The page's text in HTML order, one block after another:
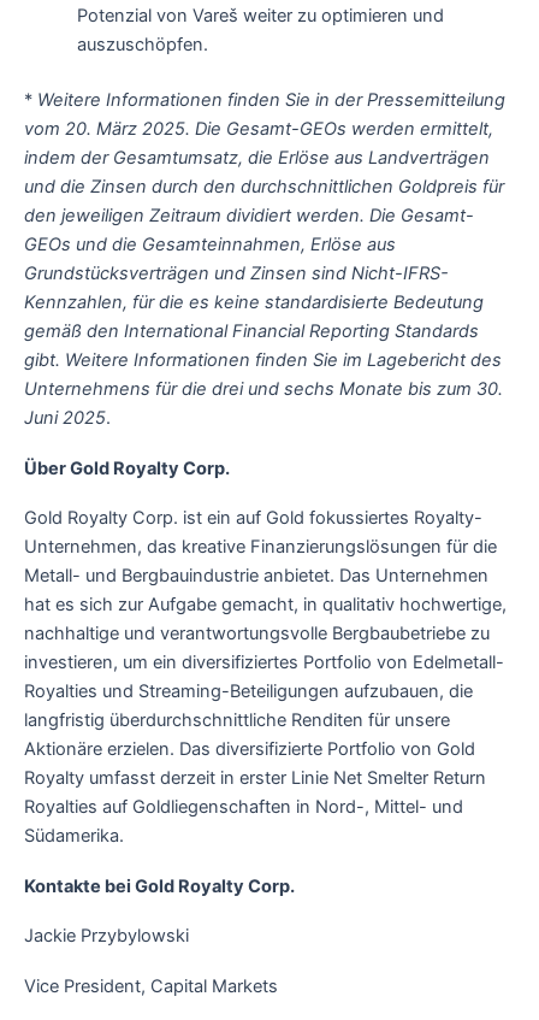
Potenzial von Vareš weiter zu optimieren und
auszuschöpfen.
* Weitere Informationen finden Sie in der Pressemitteilung
vom 20. März 2025. Die Gesamt-GEOs werden ermittelt,
indem der Gesamtumsatz, die Erlöse aus Landverträgen
und die Zinsen durch den durchschnittlichen Goldpreis für
den jeweiligen Zeitraum dividiert werden. Die Gesamt-
GEOs und die Gesamteinnahmen, Erlöse aus
Grundstücksverträgen und Zinsen sind Nicht-IFRS-
Kennzahlen, für die es keine standardisierte Bedeutung
gemäß den International Financial Reporting Standards
gibt. Weitere Informationen finden Sie im Lagebericht des
Unternehmens für die drei und sechs Monate bis zum 30.
Juni 2025.
Über Gold Royalty Corp.
Gold Royalty Corp. ist ein auf Gold fokussiertes Royalty-
Unternehmen, das kreative Finanzierungslösungen für die
Metall- und Bergbauindustrie anbietet. Das Unternehmen
hat es sich zur Aufgabe gemacht, in qualitativ hochwertige,
nachhaltige und verantwortungsvolle Bergbaubetriebe zu
investieren, um ein diversifiziertes Portfolio von Edelmetall-
Royalties und Streaming-Beteiligungen aufzubauen, die
langfristig überdurchschnittliche Renditen für unsere
Aktionäre erzielen. Das diversifizierte Portfolio von Gold
Royalty umfasst derzeit in erster Linie Net Smelter Return
Royalties auf Goldliegenschaften in Nord-, Mittel- und
Südamerika.
Kontakte bei Gold Royalty Corp.
Jackie Przybylowski
Vice President, Capital Markets